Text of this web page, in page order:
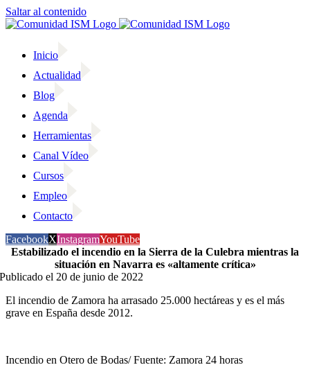
Saltar al contenido
Inicio
Actualidad
Blog
Agenda
Herramientas
Canal Vídeo
Cursos
Empleo
Contacto
FacebookXInstagramYouTube
Estabilizado el incendio en la Sierra de la Culebra mientras la
situación en Navarra es «altamente crítica»
Publicado el 20 de junio de 2022
El incendio de Zamora ha arrasado 25.000 hectáreas y es el más
grave en España desde 2012.
Incendio en Otero de Bodas/ Fuente: Zamora 24 horas